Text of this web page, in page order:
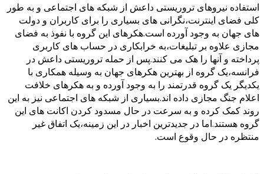
استفاده نیروهای تروریستی داعش از شبکه های اجتماعی و به طور
کلی فضای اینترنت،نگرانی های بسیاری را برای کاربران و دولت
های جهان به وجود آورده است.هکرهای این گروه با نفوذ به فضای
مجازی علاوه بر تبلیغات،به خرابکاری در حساب های کاربری
پرداخته و آنها را هک می کنند.پس از حمله تروریستی داعش در
فرانسه،یک گروه از بهترین هکرهای جهان به وسیله همکاری با
یکدیگر یک گروه قدرتمند را به وجود آورده و به هکرهای خلافت
اعلام جنگ مجازی داده اند.بسیاری از شبکه های اجتماعی نیز به این
روند کمک کرده و به سرعت در حال مسدود کردن اکانت های این
گروه هستند.اما در جدیدترین اخبار در این زمینه،یک اتفاق غیر
منتظره در حال وقوع است.